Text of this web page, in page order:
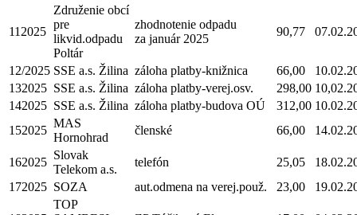
112025
Združenie obcí
pre
likvid.odpadu
Poltár
zhodnotenie odpadu
za január 2025
90,77
12/2025 SSE a.s. Žilina záloha platby-knižnica 66,00
132025 SSE a.s. Žilina záloha platby-verej.osv. 298,00
142025 SSE a.s. Žilina záloha platby-budova OÚ 312,00
152025
MAS
Hornohrad
členské 66,00
162025
Slovak
Telekom a.s.
telefón 25,05
172025 SOZA aut.odmena na verej.použ. 23,00
TOP